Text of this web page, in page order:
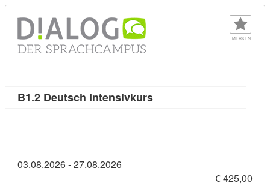
MERKEN
B1.2 Deutsch IntensivkursKursdetail: B1.2 Deutsch
03.08.2026 - 27.08.2026
€ 425,00